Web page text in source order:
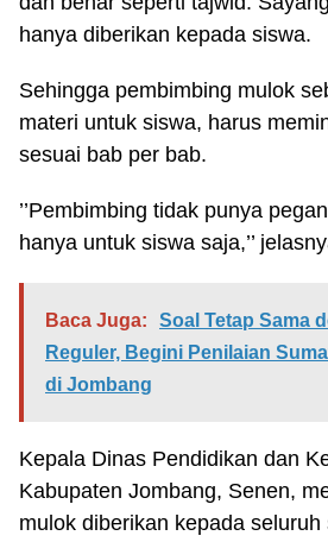
hanya diberikan kepada siswa.
Sehingga pembimbing mulok
materi untuk siswa, harus
sesuai bab per bab.
’’Pembimbing tidak punya
hanya untuk siswa saja,’’
Baca Juga:
Soal Tetap Sama
Reguler, Begini Penilaian
di Jombang
Kepala Dinas Pendidikan dan
Kabupaten Jombang, Senen,
mulok diberikan kepada